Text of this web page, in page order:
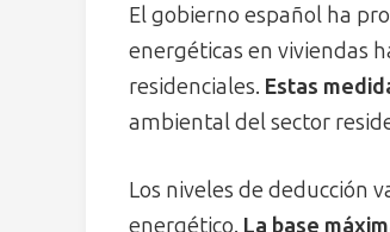
El gobierno español ha
energéticas en viviendas
residenciales. Estas
ambiental del sector
Los niveles de deducción
energético. La base